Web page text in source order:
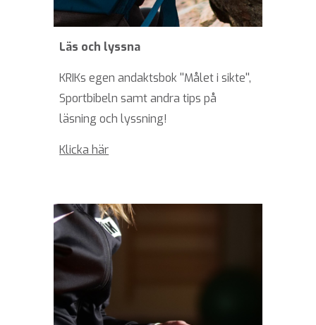
Läs och lyssna
KRIKs egen andaktsbok ''Målet i sikte'',
Sportbibeln samt andra tips på
läsning och lyssning!
Klicka här